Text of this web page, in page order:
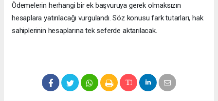
Ödemelerin herhangi bir ek başvuruya gerek olmaksızın
hesaplara yatırılacağı vurgulandı. Söz konusu fark tutarları, hak
sahiplerinin hesaplarına tek seferde aktarılacak.